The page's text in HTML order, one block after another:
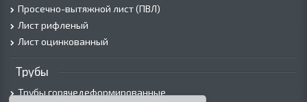
Просечно-вытяжной лист (ПВЛ)
Лист рифленый
Лист оцинкованный
Трубы
Трубы горячедеформированные